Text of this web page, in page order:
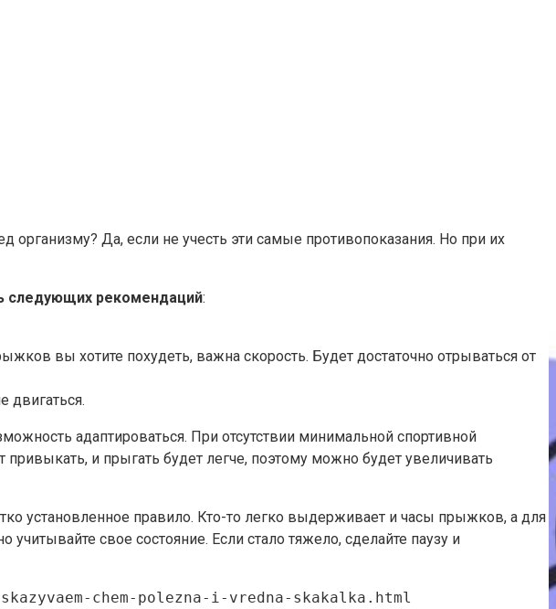
Да, если не учесть эти самые противопоказания. Но при их
следующих рекомендаций:
вы хотите похудеть, важна скорость. Будет достаточно отрываться от
двигаться.
адаптироваться. При отсутствии минимальной спортивной
и прыгать будет легче, поэтому можно будет увеличивать
установленное правило. Кто-то легко выдерживает и часы прыжков, а для
учитывайте свое состояние. Если стало тяжело, сделайте паузу и
chem-polezna-i-vredna-skakalka.html